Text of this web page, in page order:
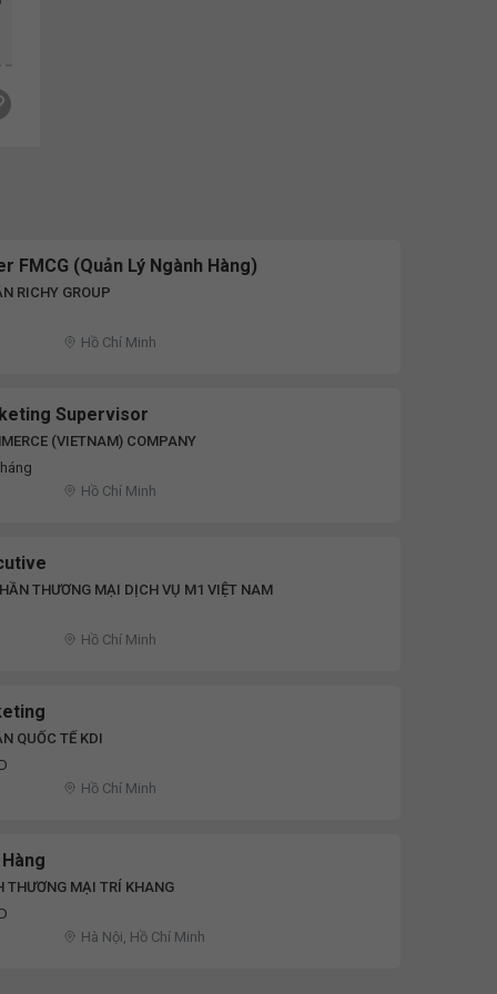
FMCG (Quản Lý Ngành Hàng)
RICHY GROUP
Hồ Chí Minh
Supervisor
(VIETNAM) COMPANY
Hồ Chí Minh
THƯƠNG MẠI DỊCH VỤ M1 VIỆT NAM
Hồ Chí Minh
QUỐC TẾ KDI
Hồ Chí Minh
THƯƠNG MẠI TRÍ KHANG
Hà Nội, Hồ Chí Minh